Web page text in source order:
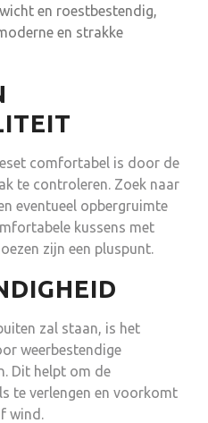
en roestbestendig,
en strakke
comfortabel is door de
te controleren. Zoek naar
eventueel opbergruimte
kussens met
zijn een pluspunt.
zal staan, is het
weerbestendige
Dit helpt om de
te verlengen en voorkomt
wind.